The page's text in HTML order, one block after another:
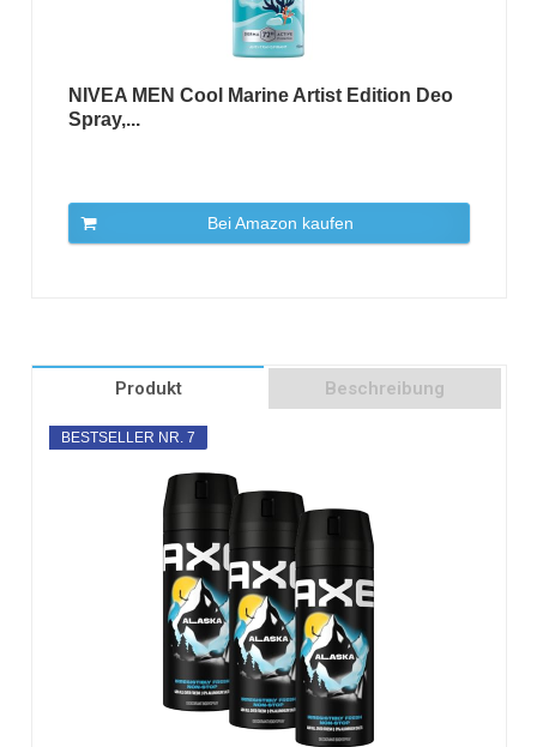
NIVEA MEN Cool Marine Artist Edition Deo
Spray,...
Bei Amazon kaufen
Produkt Beschreibung
BESTSELLER NR. 7